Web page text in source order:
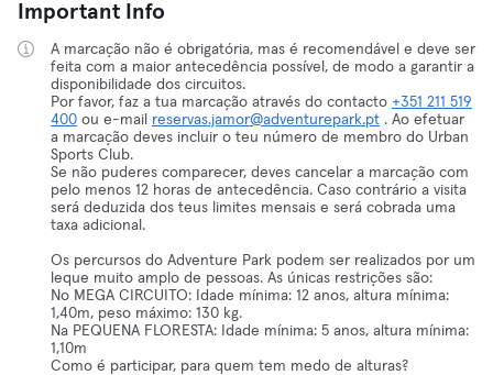
Important Info
A marcação não é obrigatória, mas é recomendável e deve ser
feita com a maior antecedência possível, de modo a garantir a
disponibilidade dos circuitos.
Por favor, faz a tua marcação através do contacto +351 211 519
400 ou e-mail reservas.jamor@adventurepark.pt . Ao efetuar
a marcação deves incluir o teu número de membro do Urban
Sports Club.
Se não puderes comparecer, deves cancelar a marcação com
pelo menos 12 horas de antecedência. Caso contrário a visita
será deduzida dos teus limites mensais e será cobrada uma
taxa adicional.
Os percursos do Adventure Park podem ser realizados por um
leque muito amplo de pessoas. As únicas restrições são:
No MEGA CIRCUITO: Idade mínima: 12 anos, altura mínima:
1,40m, peso máximo: 130 kg.
Na PEQUENA FLORESTA: Idade mínima: 5 anos, altura mínima:
1,10m
Como é participar, para quem tem medo de alturas?